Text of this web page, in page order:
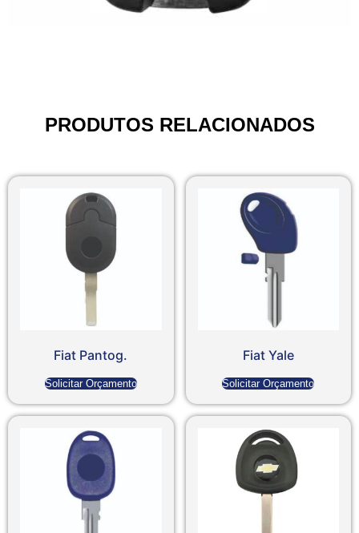
PRODUTOS RELACIONADOS
Fiat Pantog.
Solicitar Orçamento
Fiat Yale
Solicitar Orçamento